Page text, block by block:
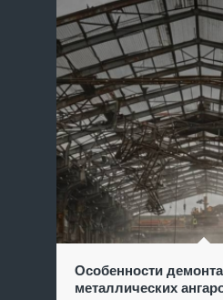
Особенности
металлических